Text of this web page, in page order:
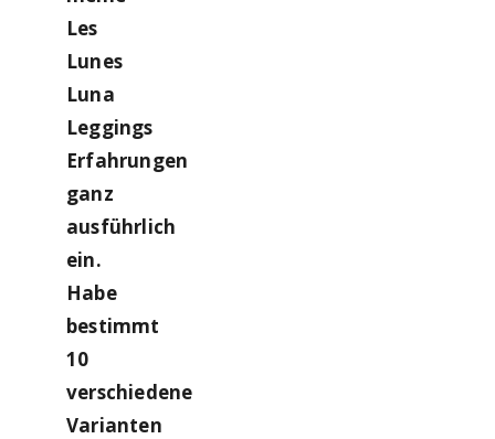
Les
Lunes
Luna
Leggings
Erfahrungen
ganz
ausführlich
ein.
Habe
bestimmt
10
verschiedene
Varianten